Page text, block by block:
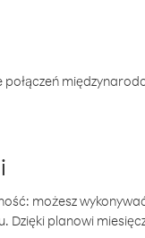
możesz
planowi